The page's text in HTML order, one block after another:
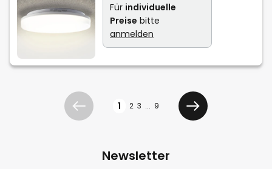
Für individuelle
Preise bitte
anmelden
Zurück 1 2 3 ... 9
Weiter
Newsletter